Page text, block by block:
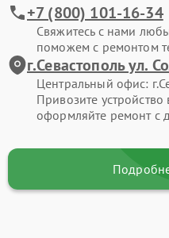
+7 (800) 101-16-34
Свяжитесь с нами
поможем с ремонтом
г.Севастополь ул.
Центральный офис:
Привозите устройство
оформляйте ремонт с